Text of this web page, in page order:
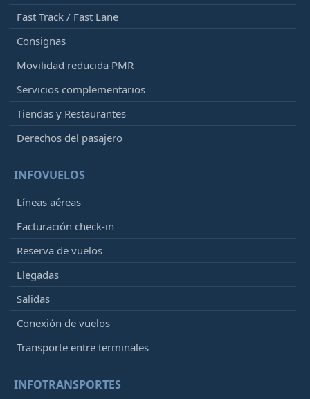
Fast Track / Fast Lane
Consignas
Movilidad reducida PMR
Servicios complementarios
Tiendas y Restaurantes
Derechos del pasajero
INFOVUELOS
Líneas aéreas
Facturación check-in
Reserva de vuelos
Llegadas
Salidas
Conexión de vuelos
Transporte entre terminales
INFOTRANSPORTES